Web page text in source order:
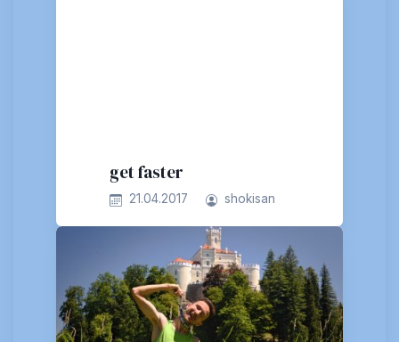
get faster
21.04.2017 shokisan